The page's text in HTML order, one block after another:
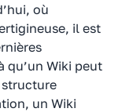
où
il est
qu’un Wiki peut
structure
un Wiki